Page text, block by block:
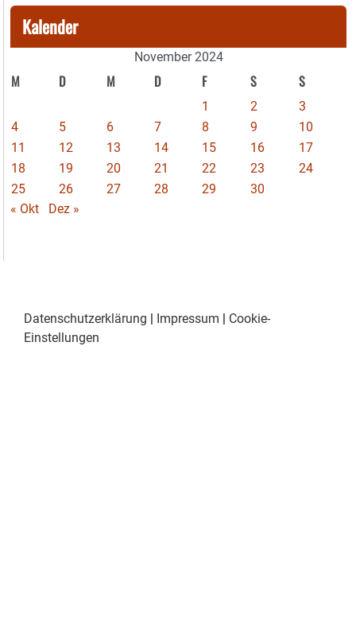
Kalender
November 2024
M D M D F S S
1 2
3
4
5 6 7 8 9
10
11
12 13 14 15 16
17
18
19 20 21 22 23
24
25
26 27 28 29
30
« Okt
Dez »
Datenschutzerklärung | Impressum | Cookie-
Einstellungen